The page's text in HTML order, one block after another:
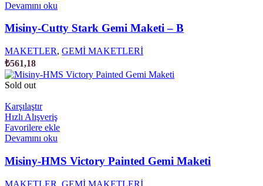
Devamını oku
Misiny-Cutty Stark Gemi Maketi – B
MAKETLER, GEMİ MAKETLERİ
₺561,18
Sold out
Karşılaştır
Hızlı Alışveriş
Favorilere ekle
Devamını oku
Misiny-HMS Victory Painted Gemi Maketi
MAKETLER GEMİ MAKETLERİ